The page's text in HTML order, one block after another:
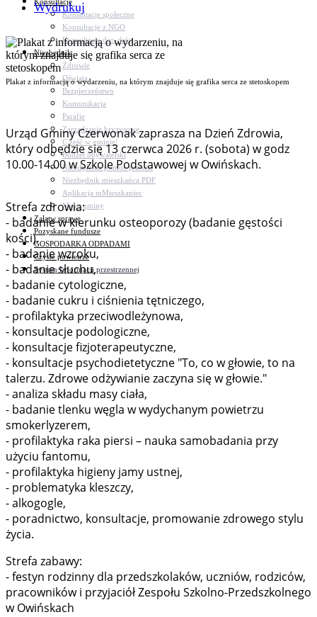
Konsultacje społeczne
Konsultacje z NGO
Konsultacje dot. dróg
Niezbędnik
Zdrowie
Oświata
Bezpieczeństwo
Komunikacja
Parafie
Zarządzanie kryzysowe
C.ześć w gminie!
Budżet obywatelski
Nieodpłatna pomoc prawna
Niezbędnik mieszkańca PDF
Aplikacja mMieszkaniec
Mapa gminy
Załatw sprawę
Pozyskane fundusze
GOSPODARKA ODPADAMI
Czyste powietrze
System Informacji przestrzennej
Wydrukuj
Plakat z informacją o wydarzeniu, na którym znajduje się grafika serca ze stetoskopem
Urząd Gminy Czerwonak zaprasza na Dzień Zdrowia,
który odbędzie się 13 czerwca 2026 r. (sobota) w godz
10.00-14.00 w Szkole Podstawowej w Owińskach.
Strefa zdrowia:
- badanie w kierunku osteoporozy (badanie gęstości
kości),
- badanie wzroku,
- badanie słuchu,
- badanie cytologiczne,
- badanie cukru i ciśnienia tętniczego,
- profilaktyka przeciwodleżynowa,
- konsultacje podologiczne,
- konsultacje fizjoterapeutyczne,
- konsultacje psychodietetyczne "To, co w głowie, to na
talerzu. Zdrowe odżywianie zaczyna się w głowie."
- analiza składu masy ciała,
- badanie tlenku węgla w wydychanym powietrzu
smokerlyzerem,
- profilaktyka raka piersi – nauka samobadania przy
użyciu fantomu,
- profilaktyka higieny jamy ustnej,
- problematyka kleszczy,
- alkogogle,
- poradnictwo, konsultacje, promowanie zdrowego stylu
życia.
Strefa zabawy:
- festyn rodzinny dla przedszkolaków, uczniów, rodziców,
pracowników i przyjaciół Zespołu Szkolno-Przedszkolnego
w Owińskach